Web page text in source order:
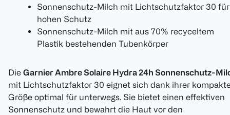
Sonnenschutz-Milch mit Lichtschutzfaktor 30 für
hohen Schutz
Sonnenschutz-Milch mit aus 70% recyceltem
Plastik bestehenden Tubenkörper
Die Garnier Ambre Solaire Hydra 24h Sonnenschutz-
mit Lichtschutzfaktor 30 eignet sich dank ihrer
Größe optimal für unterwegs. Sie bietet einen effektiven
Sonnenschutz und bewahrt die Haut vor den